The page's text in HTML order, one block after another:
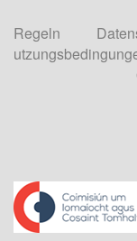
Regeln